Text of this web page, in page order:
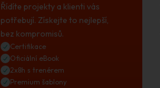
Řídíte projekty a klienti vás
potřebují. Získejte to nejlepší,
bez kompromisů.
Certifikace
Oficiální eBook
2x8h s trenérem
Premium šablony